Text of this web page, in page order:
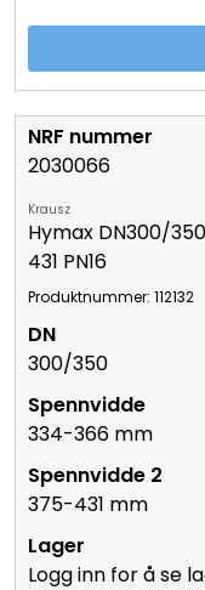
2030066
Krausz
Hymax DN300/
431 PN16
Produktnummer: 112132
300/350
334-366 mm
375-431 mm
Logg inn for å se